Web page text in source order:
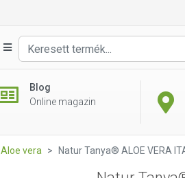
Blog
Online magazin
Aloe vera Natur Tanya® ALOE VERA